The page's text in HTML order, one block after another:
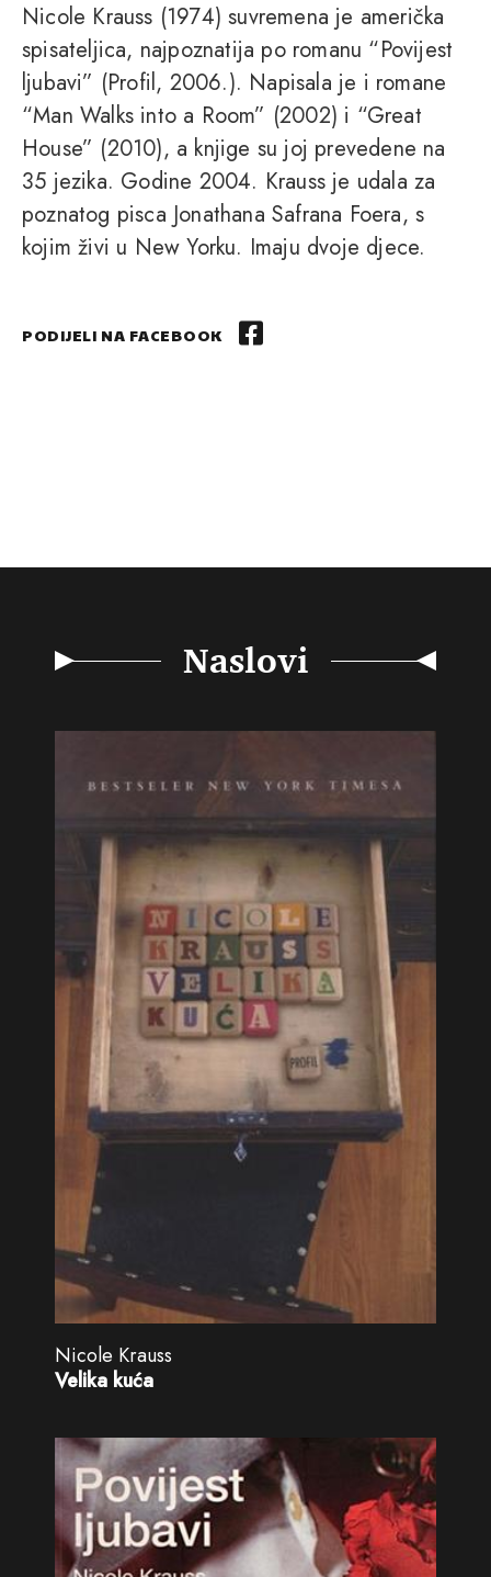
Nicole Krauss (1974) suvremena je američka
spisateljica, najpoznatija po romanu “Povijest
ljubavi” (Profil, 2006.). Napisala je i romane
“Man Walks into a Room” (2002) i “Great
House” (2010), a knjige su joj prevedene na
35 jezika. Godine 2004. Krauss je udala za
poznatog pisca Jonathana Safrana Foera, s
kojim živi u New Yorku. Imaju dvoje djece.
PODIJELI NA FACEBOOK
Naslovi
Nicole Krauss
Velika kuća